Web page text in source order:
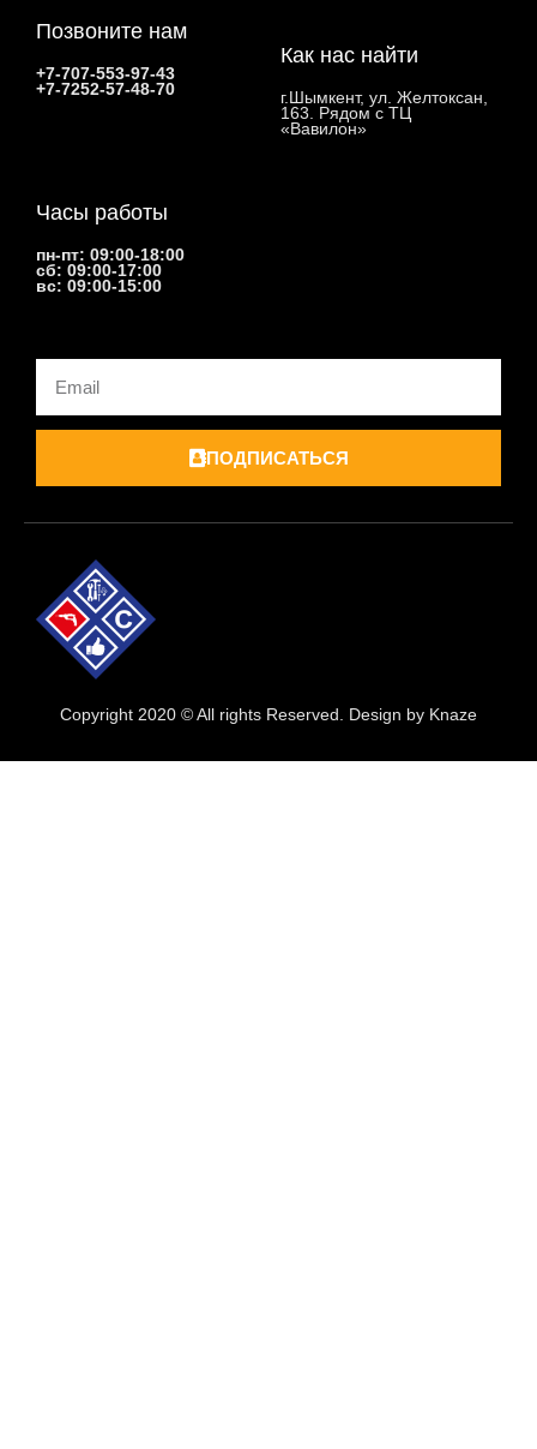
Позвоните нам
+7-707-553-97-43
+7-7252-57-48-70
Как нас найти
г.Шымкент, ул. Желтоксан,
163. Рядом с ТЦ
«Вавилон»
Часы работы
пн-пт: 09:00-18:00
сб: 09:00-17:00
вс: 09:00-15:00
Email
ПОДПИСАТЬСЯ
Copyright 2020 © All rights Reserved. Design by Knaze